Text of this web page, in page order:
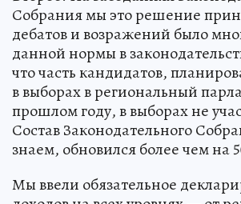
Собрания мы это решение
дебатов и возражений было
данной нормы в
что часть кандидатов,
в выборах в региональный
прошлом году, в выборах не
Состав Законодательного
знаем, обновился более чем на
Мы ввели обязательное